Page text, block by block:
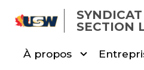
content
SECTION
À propos